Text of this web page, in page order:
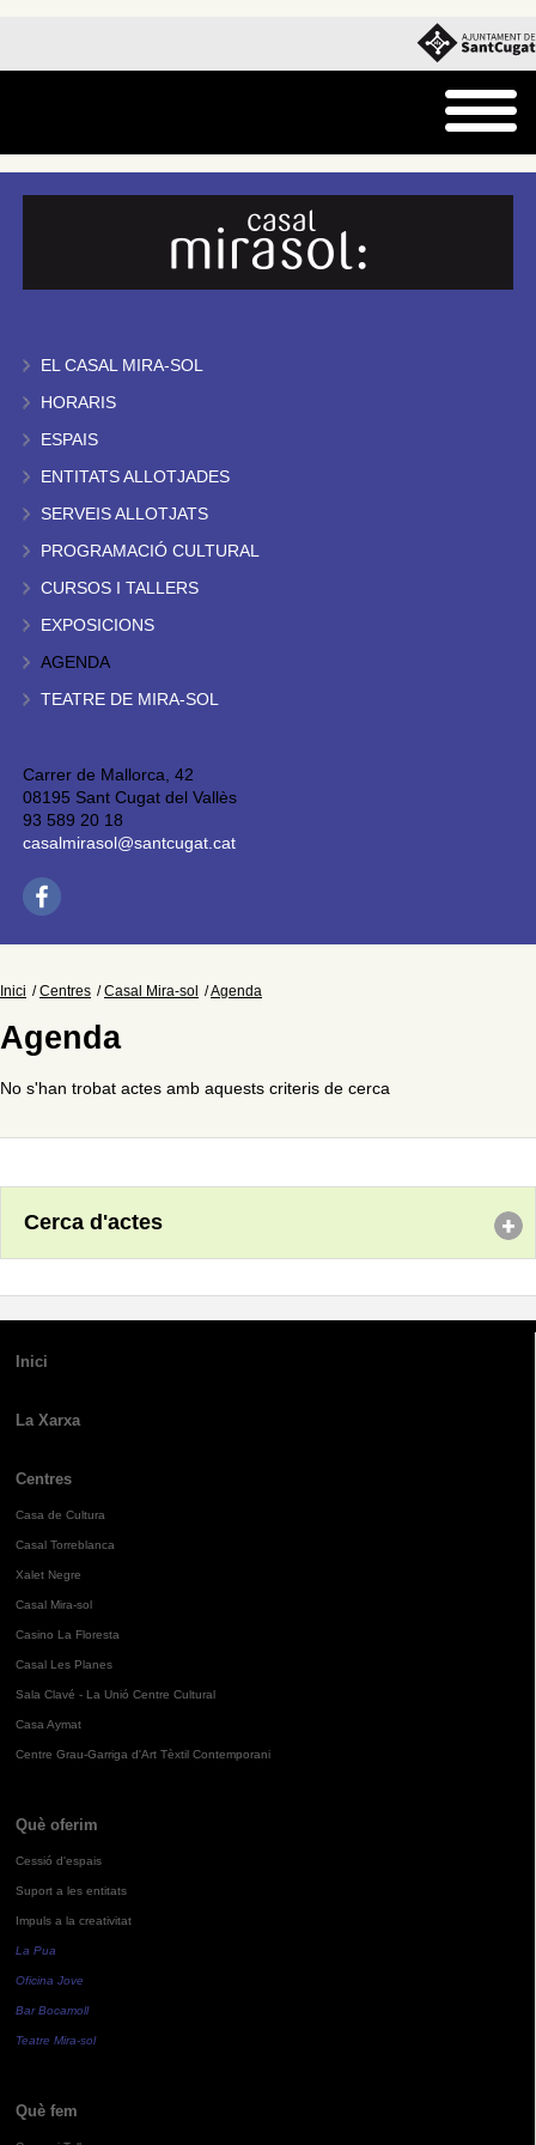
EL CASAL MIRA-SOL
HORARIS
ESPAIS
ENTITATS ALLOTJADES
SERVEIS ALLOTJATS
PROGRAMACIÓ CULTURAL
CURSOS I TALLERS
EXPOSICIONS
AGENDA
TEATRE DE MIRA-SOL
Carrer de Mallorca, 42
08195 Sant Cugat del Vallès
93 589 20 18
casalmirasol@santcugat.cat
Inici Centres Casal Mira-sol Agenda
Agenda
No s'han trobat actes amb aquests criteris de cerca
Cerca d'actes
Inici
La Xarxa
Centres
Casa de Cultura
Casal Torreblanca
Xalet Negre
Casal Mira-sol
Casino La Floresta
Casal Les Planes
Sala Clavé - La Unió Centre Cultural
Casa Aymat
Centre Grau-Garriga d'Art Tèxtil Contemporani
Què oferim
Cessió d'espais
Suport a les entitats
Impuls a la creativitat
La Pua
Oficina Jove
Bar Bocamoll
Teatre Mira-sol
Què fem